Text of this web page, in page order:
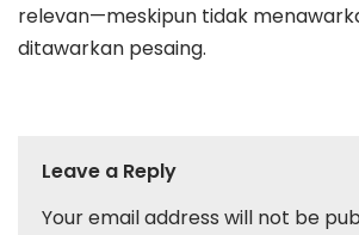
relevan—meskipun tidak
ditawarkan pesaing.
Leave a Reply
Your email address will not be